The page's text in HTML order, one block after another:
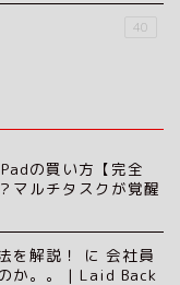
40
の買い方【完全
マルチタスクが覚醒
を解説！ に 会社員
か。。 | Laid Back